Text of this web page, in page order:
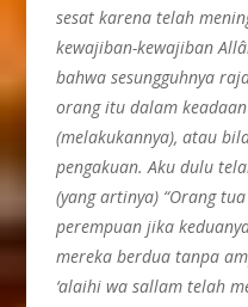
sesat karena telah
kewajiban-kewajiban
bahwa sesungguhnya
orang itu dalam
(melakukannya), atau
pengakuan. Aku dulu
(yang artinya) “Orang
perempuan jika
mereka berdua tanpa
‘alaihi wa sallam telah